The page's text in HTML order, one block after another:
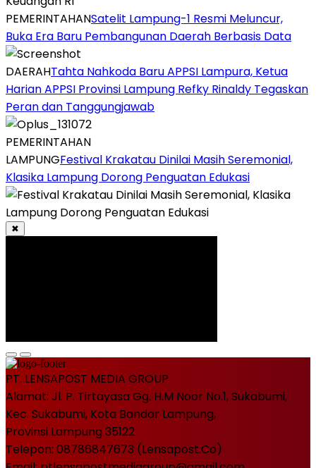
PEMERINTAHANSatelit Lampung-1 Resmi Meluncur,
Buka Era Baru Pembangunan Daerah Berbasis Data
DAERAHTahta Nahkoda Baru APPSI Lampura, Ketua
Harian APPSI Provinsi Lampung Refky Rinaldy Tegaskan
Peran dan Tanggungjawab
PEMERINTAHAN
LAMPUNGFestival Krakatau Dinilai Masih Seremonial,
Klasika Lampung Dorong Penguatan Edukasi
✖
PT. LENSAPOST MEDIA GROUP
Alamat: Jl. P. Tirtayasa Gg. H.M Noor No.1, Sukabumi,
Kec. Sukabumi, Kota Bandar Lampung,
Provinsi Lampung 35122
Telepon: 08786847673 (Lensapost.Co)